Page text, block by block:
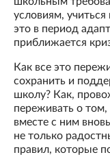
условиям,
это в период
приближается
Как все это
сохранить и
школу? Как,
переживать о том,
вместе с ним
не только
правил, которые